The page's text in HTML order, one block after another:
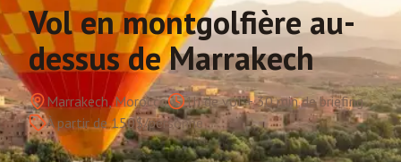
Vol en montgolfière au-
dessus de Marrakech
Marrakech, Morocco
1h de vol + 30 min de briefing
À partir de 150$/personne